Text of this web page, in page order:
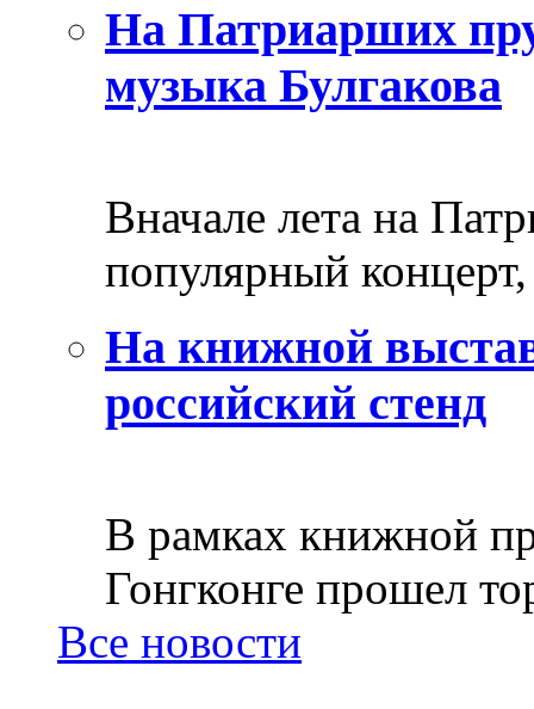
На Патриарших
музыка Булгакова
Вначале лета на
популярный
На книжной
российский стенд
В рамках книжной
Гонгконге прошел
Все новости